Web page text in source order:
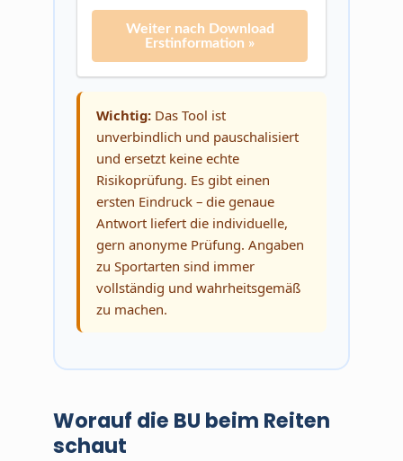
Weiter nach Download
Erstinformation »
Wichtig: Das Tool ist
unverbindlich und pauschalisiert
und ersetzt keine echte
Risikoprüfung. Es gibt einen
ersten Eindruck – die genaue
Antwort liefert die individuelle,
gern anonyme Prüfung. Angaben
zu Sportarten sind immer
vollständig und wahrheitsgemäß
zu machen.
Worauf die BU beim Reiten
schaut